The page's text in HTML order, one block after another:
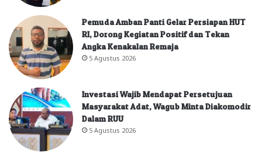
Pemuda Amban Panti Gelar Persiapan HUT
RI, Dorong Kegiatan Positif dan Tekan
Angka Kenakalan Remaja
5 Agustus 2026
Investasi Wajib Mendapat Persetujuan
Masyarakat Adat, Wagub Minta Diakomodir
Dalam RUU
5 Agustus 2026